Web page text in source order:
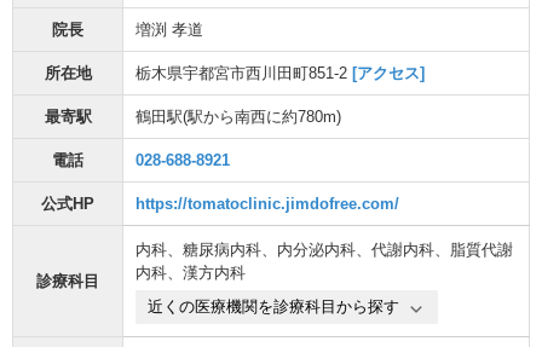
院長 増渕 孝道
所在地 栃木県宇都宮市西川田町851-2 [アクセス]
最寄駅 鶴田駅(駅から南西に約780m)
電話 028-688-8921
公式HP https://tomatoclinic.jimdofree.com/
診療科目
内科、 糖尿病内科、 内分泌内科、 代謝内科、 脂質代謝
内科、 漢方内科
近くの医療機関を診療科目から探す